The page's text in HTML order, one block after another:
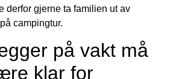
derfor gjerne ta familien ut av
campingtur.
på vakt må
klar for